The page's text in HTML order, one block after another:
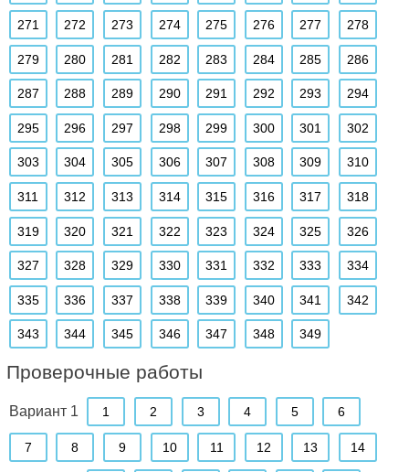
271 272 273 274 275 276 277 278
279 280 281 282 283 284 285 286
287 288 289 290 291 292 293 294
295 296 297 298 299 300 301 302
303 304 305 306 307 308 309 310
311 312 313 314 315 316 317 318
319 320 321 322 323 324 325 326
327 328 329 330 331 332 333 334
335 336 337 338 339 340 341 342
343 344 345 346 347 348 349
Проверочные работы
Вариант 1 1 2 3 4 5 6
7 8 9 10 11 12 13 14